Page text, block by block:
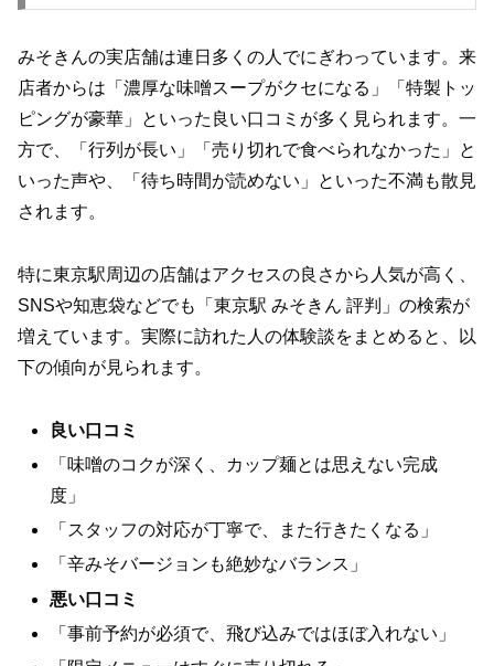
みそきんの実店舗は連日多くの人でにぎわっています。来
店者からは「濃厚な味噌スープがクセになる」「特製トッ
ピングが豪華」といった良い口コミが多く見られます。一
方で、「行列が長い」「売り切れで食べられなかった」と
いった声や、「待ち時間が読めない」といった不満も散見
されます。
特に東京駅周辺の店舗はアクセスの良さから人気が高く、
SNSや知恵袋などでも「東京駅 みそきん 評判」の検索が
増えています。実際に訪れた人の体験談をまとめると、以
下の傾向が見られます。
良い口コミ
「味噌のコクが深く、カップ麺とは思えない完成
度」
「スタッフの対応が丁寧で、また行きたくなる」
「辛みそバージョンも絶妙なバランス」
悪い口コミ
「事前予約が必須で、飛び込みではほぼ入れない」